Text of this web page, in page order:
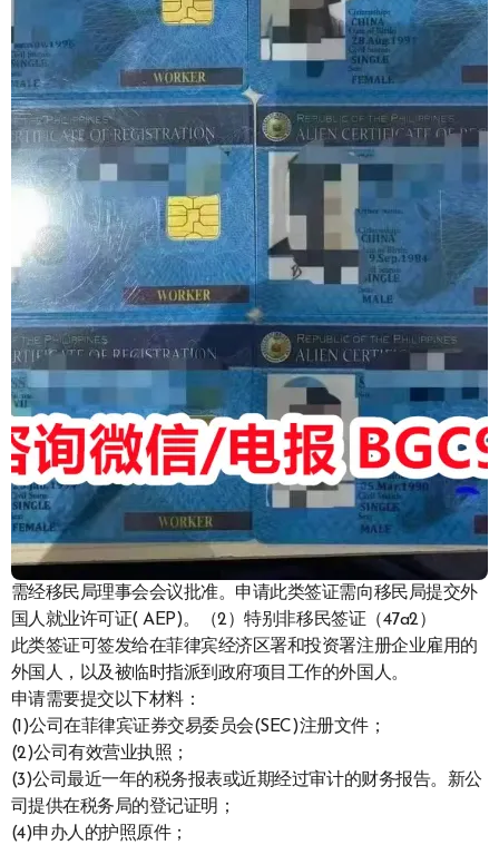
需经移民局理事会会议批准。申请此类签证需向移民局提交外
国人就业许可证( AEP)。（2）特别非移民签证（47a2）
此类签证可签发给在菲律宾经济区署和投资署注册企业雇用的
外国人，以及被临时指派到政府项目工作的外国人。
申请需要提交以下材料：
(1)公司在菲律宾证券交易委员会(SEC)注册文件；
(2)公司有效营业执照；
(3)公司最近一年的税务报表或近期经过审计的财务报告。新公
司提供在税务局的登记证明；
(4)申办人的护照原件；